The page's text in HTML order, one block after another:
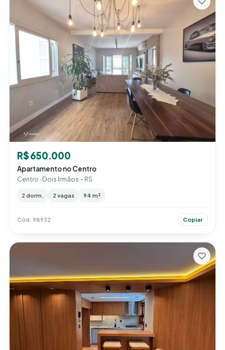
R$ 650.000
Apartamento no Centro
Centro · Dois Irmãos – RS
2 dorm. 2 vagas 94 m²
Cód. 98932 Copiar